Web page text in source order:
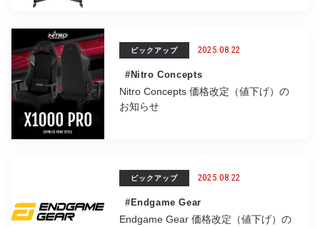
ピックアップ 2025.08.22
#Nitro Concepts
Nitro Concepts 価格改定（値下げ）の
お知らせ
ピックアップ 2025.08.22
#Endgame Gear
Endgame Gear 価格改定（値下げ）の